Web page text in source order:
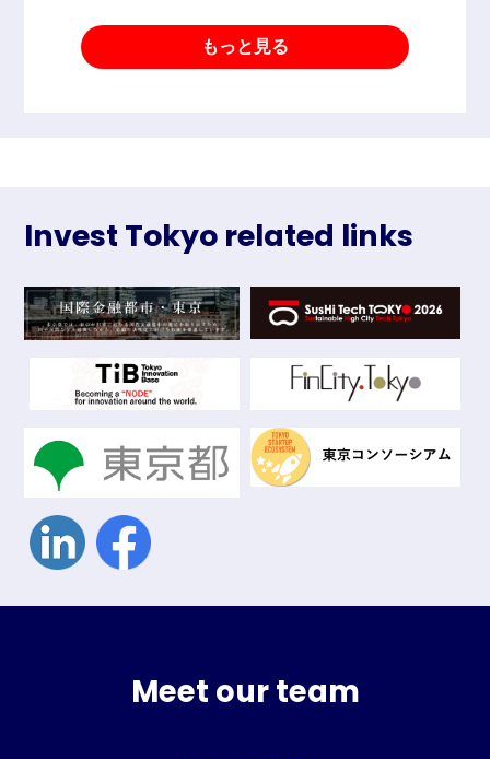
もっと見る
Invest Tokyo related links
Meet our team